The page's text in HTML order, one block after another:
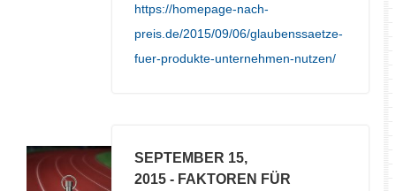
https://homepage-nach-
preis.de/2015/09/06/glaubenssaetze-
fuer-produkte-unternehmen-nutzen/
SEPTEMBER 15,
2015 - FAKTOREN FÜR